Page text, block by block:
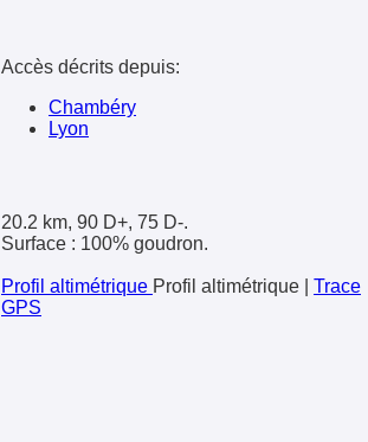
Accès décrits depuis:
Chambéry
Lyon
20.2 km, 90 D+, 75 D-.
Surface : 100% goudron.
Profil altimétrique Profil altimétrique
Trace
GPS